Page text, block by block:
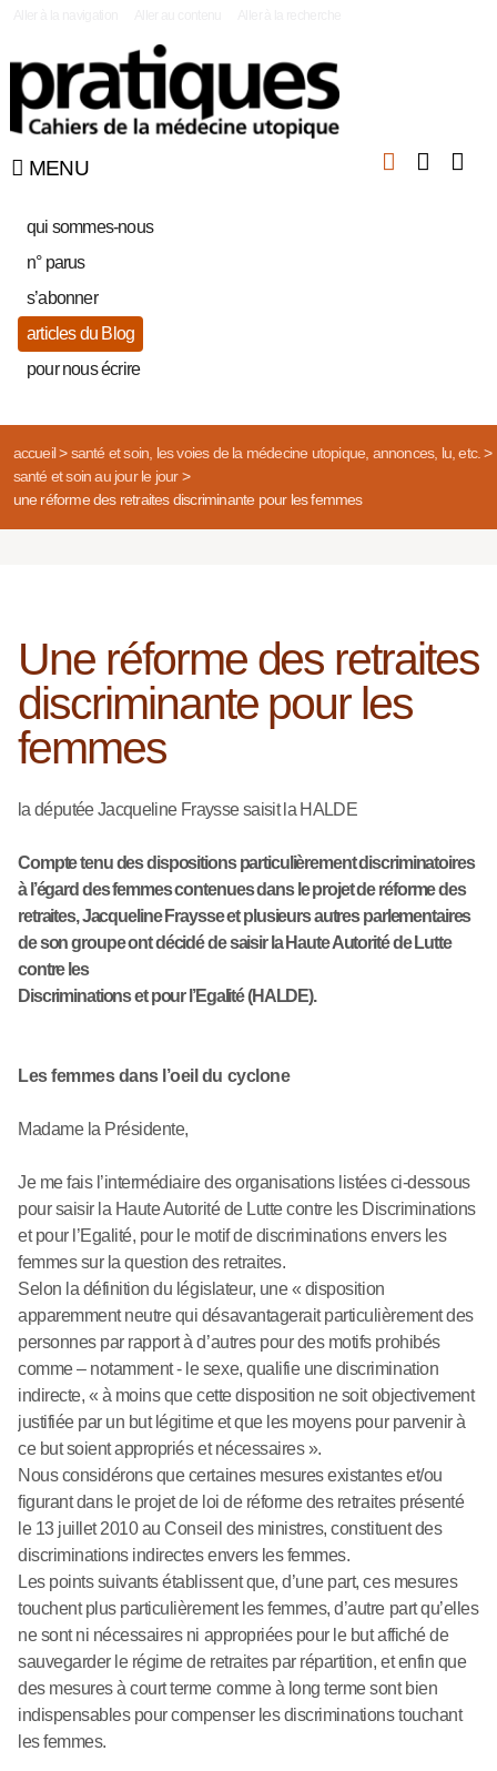
MENU
qui sommes-nous
n° parus
s’abonner
articles du Blog
pour nous écrire
accueil> santé et soin, les voies de la médecine utopique, annonces, lu, etc.>
santé et soin au jour le jour>
une réforme des retraites discriminante pour les femmes
Une réforme des retraites
discriminante pour les
femmes
la députée Jacqueline Fraysse saisit la HALDE
Compte tenu des dispositions particulièrement discriminatoires
à l’égard des femmes contenues dans le projet de réforme des
retraites, Jacqueline Fraysse et plusieurs autres parlementaires
de son groupe ont décidé de saisir la Haute Autorité de Lutte
contre les
Discriminations et pour l’Egalité (HALDE).
Les femmes dans l’oeil du cyclone
Madame la Présidente,
Je me fais l’intermédiaire des organisations listées ci-dessous
pour saisir la Haute Autorité de Lutte contre les Discriminations
et pour l’Egalité, pour le motif de discriminations envers les
femmes sur la question des retraites.
Selon la définition du législateur, une « disposition
apparemment neutre qui désavantagerait particulièrement des
personnes par rapport à d’autres pour des motifs prohibés
comme – notamment - le sexe, qualifie une discrimination
indirecte, « à moins que cette disposition ne soit objectivement
justifiée par un but légitime et que les moyens pour parvenir à
ce but soient appropriés et nécessaires ».
Nous considérons que certaines mesures existantes et/ou
figurant dans le projet de loi de réforme des retraites présenté
le 13 juillet 2010 au Conseil des ministres, constituent des
discriminations indirectes envers les femmes.
Les points suivants établissent que, d’une part, ces mesures
touchent plus particulièrement les femmes, d’autre part qu’elles
ne sont ni nécessaires ni appropriées pour le but affiché de
sauvegarder le régime de retraites par répartition, et enfin que
des mesures à court terme comme à long terme sont bien
indispensables pour compenser les discriminations touchant
les femmes.